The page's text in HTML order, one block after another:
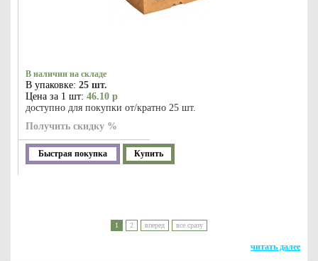
В наличии на складе
В упаковке: 25 шт.
Цена за 1 шт: 46.10 р
доступно для покупки от/кратно 25 шт.
Получить скидку %
Быстрая покупка Купить
1 2 вперед все сразу
читать далее